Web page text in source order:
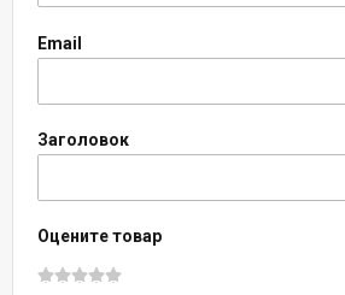
Email
Заголовок
Оцените товар